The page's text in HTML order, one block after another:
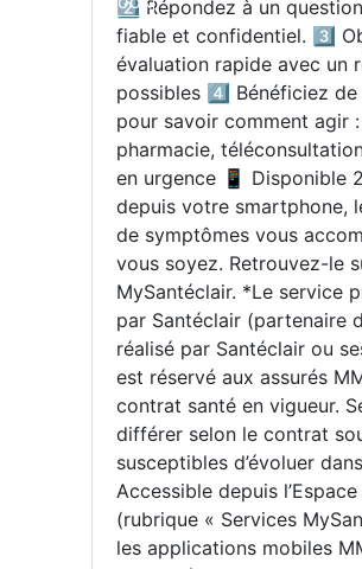
2️⃣ Répondez à un
fiable et confidentiel. 3️⃣
évaluation rapide avec un
possibles 4️⃣ Bénéficiez
pour savoir comment agir
pharmacie,
en urgence 📱 Disponible
depuis votre smartphone,
de symptômes vous
vous soyez. Retrouvez-le
MySantéclair. *Le service
par Santéclair (partenaire
réalisé par Santéclair ou
est réservé aux assurés
contrat santé en vigueur.
différer selon le contrat
susceptibles d’évoluer
Accessible depuis
(rubrique « Services
les applications mobiles